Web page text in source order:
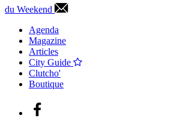
du Weekend
Agenda
Magazine
Articles
City Guide
Clutcho'
Boutique